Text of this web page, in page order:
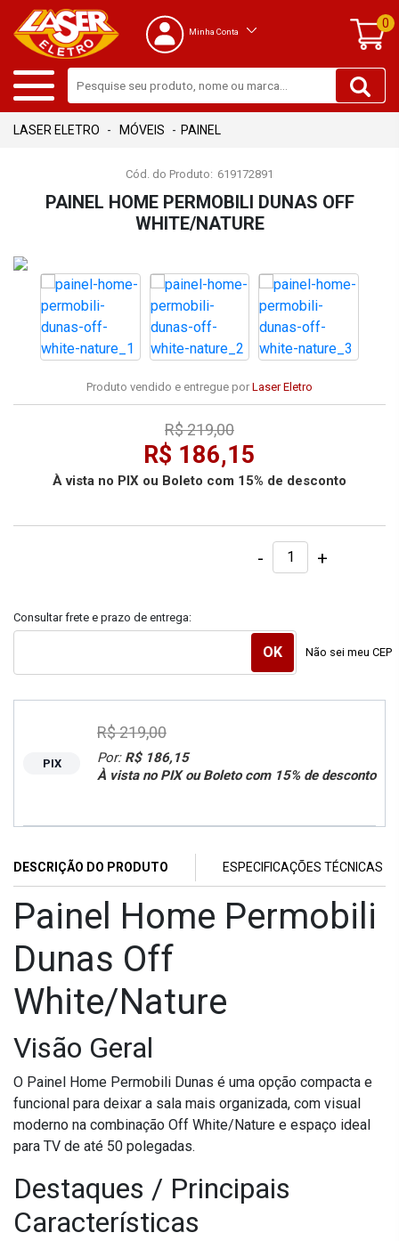
Minha Conta
0
MÓVEIS PAINEL
Cód. do Produto: 619172891
PAINEL HOME PERMOBILI DUNAS OFF
WHITE/NATURE
Produto vendido e entregue por Laser Eletro
R$ 186,15
À vista no PIX ou Boleto com 15% de desconto
R$ 219,00
- +
Consultar frete e prazo de entrega:
Não sei meu CEP
PIX Por: R$ 186,15
À vista no PIX ou Boleto com 15% de desconto
R$ 219,00
DESCRIÇÃO DO PRODUTO ESPECIFICAÇÕES TÉCNICAS
Painel Home Permobili
Dunas Off
White/Nature
Visão Geral
O Painel Home Permobili Dunas é uma opção compacta e
funcional para deixar a sala mais organizada, com visual
moderno na combinação Off White/Nature e espaço ideal
para TV de até 50 polegadas.
Destaques / Principais
Características